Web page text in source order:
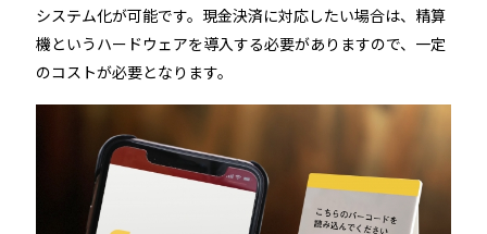
システム化が可能です。現金決済に対応したい場合は、精算
機というハードウェアを導入する必要がありますので、一定
のコストが必要となります。